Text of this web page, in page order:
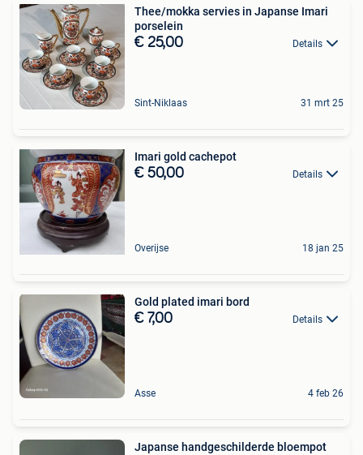
Thee/mokka servies in Japanse Imari
porselein
€ 25,00 Details
Sint-Niklaas 31 mrt 25
Imari gold cachepot
€ 50,00 Details
Overijse 18 jan 25
Gold plated imari bord
€ 7,00 Details
Asse 4 feb 26
Japanse handgeschilderde bloempot